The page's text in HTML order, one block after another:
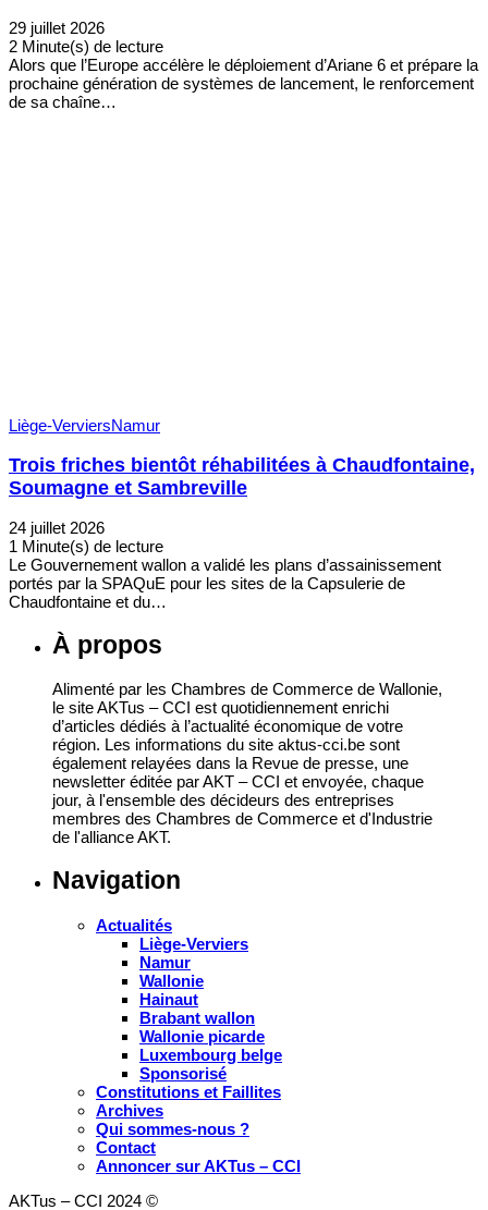
29 juillet 2026
2 Minute(s) de lecture
Alors que l’Europe accélère le déploiement d’Ariane 6 et prépare la
prochaine génération de systèmes de lancement, le renforcement
de sa chaîne…
Liège-VerviersNamur
Trois friches bientôt réhabilitées à Chaudfontaine,
Soumagne et Sambreville
24 juillet 2026
1 Minute(s) de lecture
Le Gouvernement wallon a validé les plans d’assainissement
portés par la SPAQuE pour les sites de la Capsulerie de
Chaudfontaine et du…
À propos
Alimenté par les Chambres de Commerce de Wallonie,
le site AKTus – CCI est quotidiennement enrichi
d’articles dédiés à l’actualité économique de votre
région. Les informations du site aktus-cci.be sont
également relayées dans la Revue de presse, une
newsletter éditée par AKT – CCI et envoyée, chaque
jour, à l'ensemble des décideurs des entreprises
membres des Chambres de Commerce et d'Industrie
de l'alliance AKT.
Navigation
Actualités
Liège-Verviers
Namur
Wallonie
Hainaut
Brabant wallon
Wallonie picarde
Luxembourg belge
Sponsorisé
Constitutions et Faillites
Archives
Qui sommes-nous ?
Contact
Annoncer sur AKTus – CCI
AKTus – CCI 2024 ©